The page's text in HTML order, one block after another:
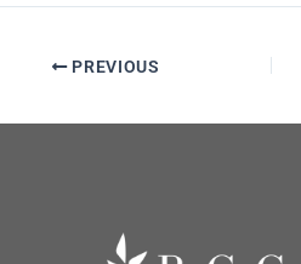
PREVIOUS